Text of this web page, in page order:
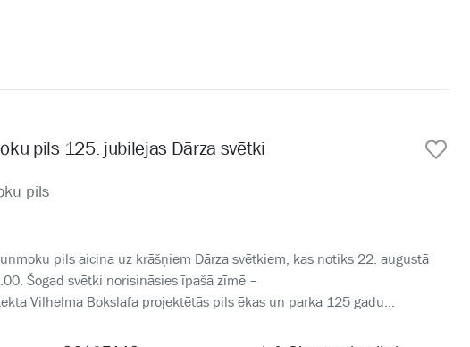
pils 125. jubilejas Dārza svētki
pils
pils aicina uz krāšņiem Dārza svētkiem, kas notiks 22. augustā
Šogad svētki norisināsies īpašā zīmē –
Vilhelma Bokslafa projektētās pils ēkas un parka 125 gadu...